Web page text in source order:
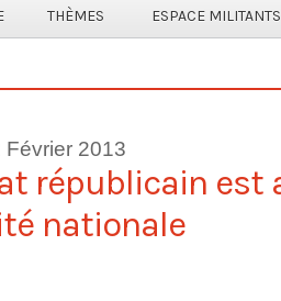
THÈMES ESPACE MILITANTS
Février 2013
républicain
nationale